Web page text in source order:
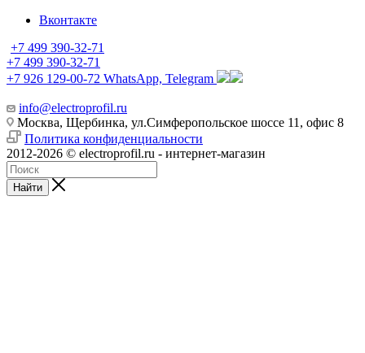
Вконтакте
+7 499 390-32-71
+7 499 390-32-71
+7 926 129-00-72 WhatsApp, Telegram
info@electroprofil.ru
Москва, Щербинка, ул.Симферопольское шоссе 11, офис 8
Политика конфиденциальности
2012-2026 © electroprofil.ru - интернет-магазин
Найти